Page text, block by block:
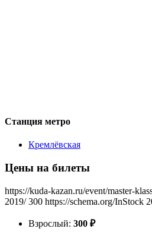
Станция метро
Кремлёвская
Цены на билеты
https://kuda-kazan.ru/event/master-
2019/ 300 https://schema.org/InStock
Взрослый: 300 ₽